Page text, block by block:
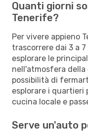
Quanti giorni
Tenerife?
Per vivere appieno
trascorrere dai 3 a
esplorare le
nell'atmosfera della
possibilità di
esplorare i quartieri
cucina locale e
Serve un'auto